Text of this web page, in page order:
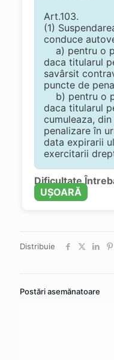
Art.103.
(1)
conduce
a) pentru o
daca titularul
savârsit
puncte de
b) pentru o
daca titularul
cumuleaza,
penalizare în
data expirarii
exercitarii
Dificultate
UȘOARĂ
Distribuie
Postări asemănatoare